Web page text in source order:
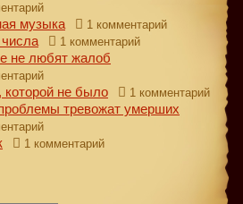
музыка 1 комментарий
1 комментарий
не любят жалоб
которой не было 1 комментарий
тревожат умерших
1 комментарий